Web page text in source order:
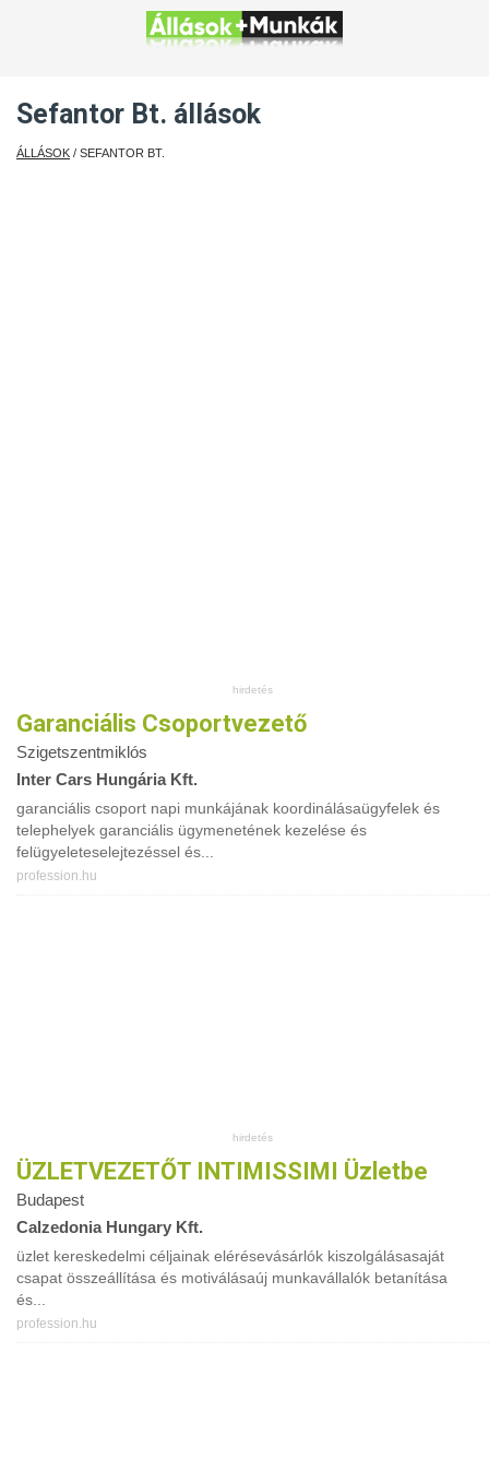
Sefantor Bt. állások
ÁLLÁSOK / SEFANTOR BT.
Garanciális Csoportvezető
Szigetszentmiklós
Inter Cars Hungária Kft.
garanciális csoport napi munkájának koordinálásaügyfelek és
telephelyek garanciális ügymenetének kezelése és
felügyeleteselejtezéssel és...
profession.hu
ÜZLETVEZETŐT INTIMISSIMI Üzletbe
Budapest
Calzedonia Hungary Kft.
üzlet kereskedelmi céljainak elérésevásárlók kiszolgálásasaját
csapat összeállítása és motiválásaúj munkavállalók betanítása
és...
profession.hu